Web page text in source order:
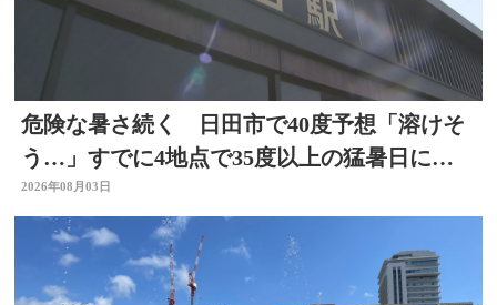
危険な暑さ続く 日田市で40度予想「溶けそ
う…」すでに4地点で35度以上の猛暑日に
大分
2026年08月03日